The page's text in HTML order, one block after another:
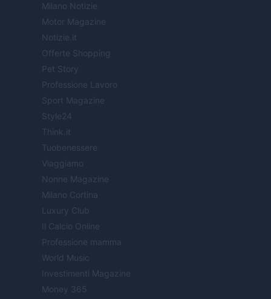
Milano Notizie
Motor Magazine
Notizie.it
Offerte Shopping
Pet Story
Professione Lavoro
Sport Magazine
Style24
Think.it
Tuobenessere
Viaggiamo
Nonne Magazine
Milano Cortina
Luxury Club
Il Calcio Online
Professione mamma
World Music
Investimenti Magazine
Money 365